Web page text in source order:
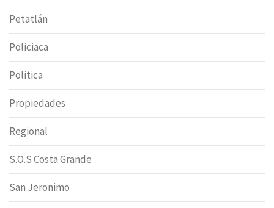
Petatlán
Policiaca
Politica
Propiedades
Regional
S.O.S Costa Grande
San Jeronimo